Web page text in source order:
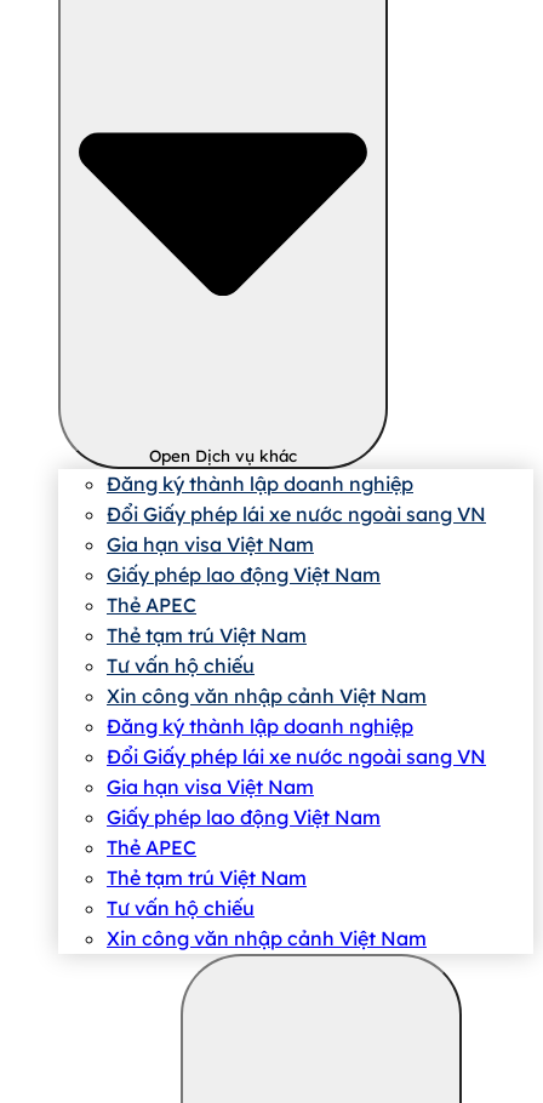
Open Dịch vụ khác
Đăng ký thành lập doanh nghiệp
Đổi Giấy phép lái xe nước ngoài sang VN
Gia hạn visa Việt Nam
Giấy phép lao động Việt Nam
Thẻ APEC
Thẻ tạm trú Việt Nam
Tư vấn hộ chiếu
Xin công văn nhập cảnh Việt Nam
Đăng ký thành lập doanh nghiệp
Đổi Giấy phép lái xe nước ngoài sang VN
Gia hạn visa Việt Nam
Giấy phép lao động Việt Nam
Thẻ APEC
Thẻ tạm trú Việt Nam
Tư vấn hộ chiếu
Xin công văn nhập cảnh Việt Nam